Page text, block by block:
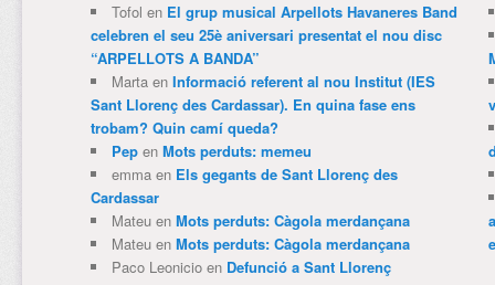
Tofol en El grup musical Arpellots Havaneres Band
celebren el seu 25è aniversari presentat el nou disc
“ARPELLOTS A BANDA”
Martaen Informació referent al nou Institut (IES
Sant Llorenç des Cardassar). En quina fase ens
trobam? Quin camí queda?
Pepen Mots perduts: memeu
emmaen Els gegants de Sant Llorenç des
Cardassar
Mateuen Mots perduts: Càgola merdançana
Mateuen Mots perduts: Càgola merdançana
Paco Leonicioen Defunció a Sant Llorenç